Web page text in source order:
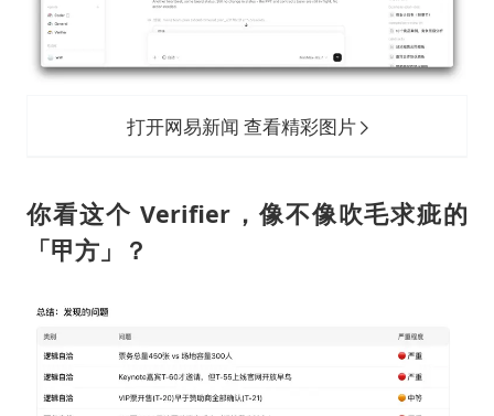
打开网易新闻 查看精彩图片
你看这个 Verifier，像不像吹毛求疵的
「甲方」？